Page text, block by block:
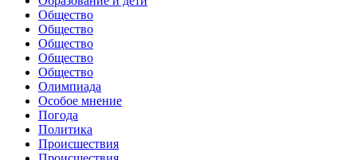
Общество
Общество
Общество
Общество
Общество
Олимпиада
Особое мнение
Погода
Политика
Происшествия